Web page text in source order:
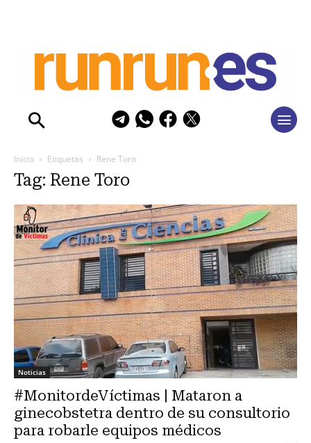
Inicio Etiquetas Rene Toro
Tag: Rene Toro
Noticias
#MonitordeVíctimas | Mataron a
ginecobstetra dentro de su consultorio
para robarle equipos médicos